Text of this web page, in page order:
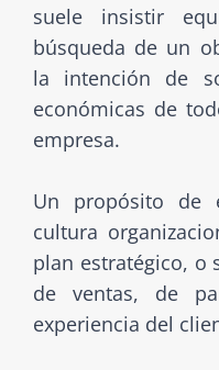
suele insistir
búsqueda de un
la intención de
económicas de
empresa.
Un propósito de
cultura
plan estratégico, o
de ventas, de
experiencia del